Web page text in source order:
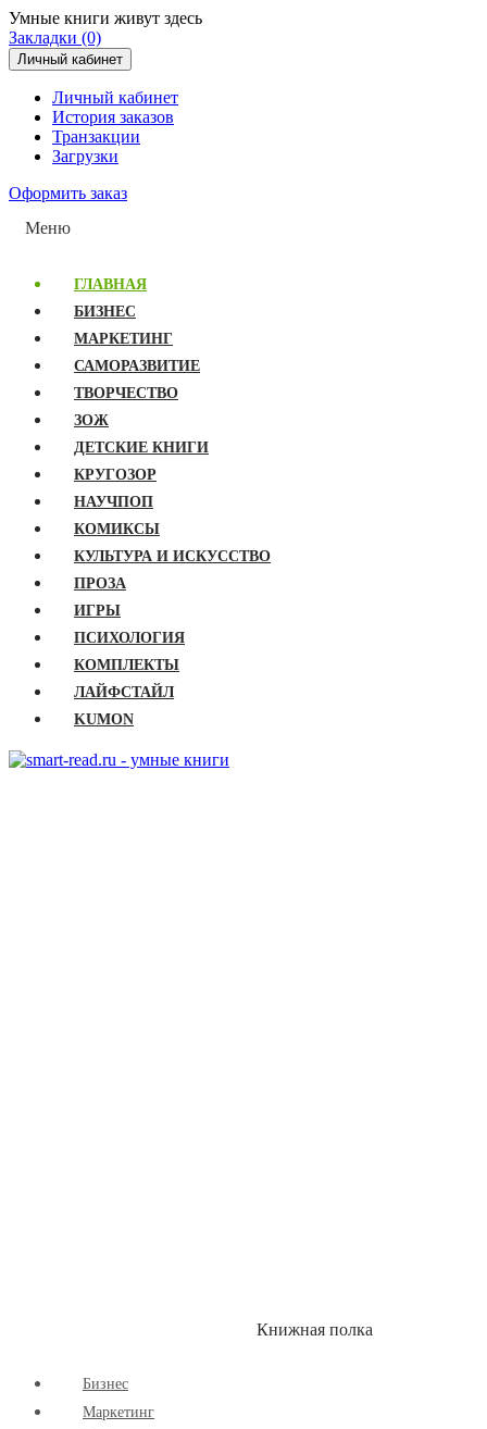
Умные книги живут здесь
Закладки (0)
Личный кабинет
Личный кабинет
История заказов
Транзакции
Загрузки
Оформить заказ
Меню
ГЛАВНАЯ
БИЗНЕС
МАРКЕТИНГ
САМОРАЗВИТИЕ
ТВОРЧЕСТВО
ЗОЖ
ДЕТСКИЕ КНИГИ
КРУГОЗОР
НАУЧПОП
КОМИКСЫ
КУЛЬТУРА И ИСКУССТВО
ПРОЗА
ИГРЫ
ПСИХОЛОГИЯ
КОМПЛЕКТЫ
ЛАЙФСТАЙЛ
KUMON
Книжная полка
Бизнес
Маркетинг